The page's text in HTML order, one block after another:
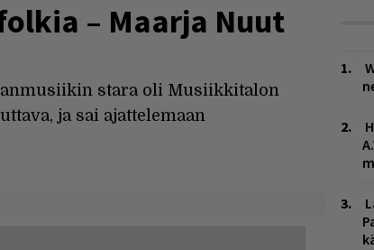
– Maarja Nuut
stara oli Musiikkitalon
ja sai ajattelemaan